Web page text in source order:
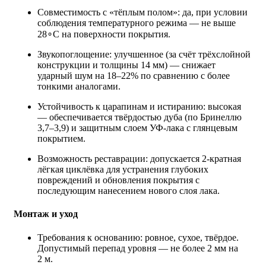
Совместимость с «тёплым полом»: да, при условии
соблюдения температурного режима — не выше
28∘C на поверхности покрытия.
Звукопоглощение: улучшенное (за счёт трёхслойной
конструкции и толщины 14 мм) — снижает
ударный шум на 18–22% по сравнению с более
тонкими аналогами.
Устойчивость к царапинам и истиранию: высокая
— обеспечивается твёрдостью дуба (по Бринеллю
3,7–3,9) и защитным слоем УФ‑лака с глянцевым
покрытием.
Возможность реставрации: допускается 2‑кратная
лёгкая циклёвка для устранения глубоких
повреждений и обновления покрытия с
последующим нанесением нового слоя лака.
Монтаж и уход
Требования к основанию: ровное, сухое, твёрдое.
Допустимый перепад уровня — не более 2 мм на
2 м.